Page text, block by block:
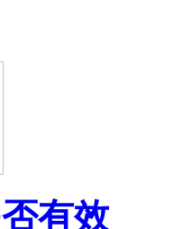
有效